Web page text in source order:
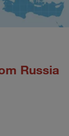
Russia